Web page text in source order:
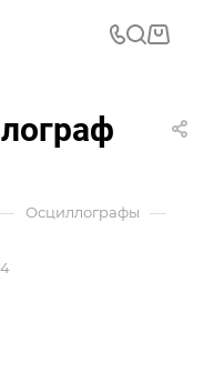
Осциллографы —